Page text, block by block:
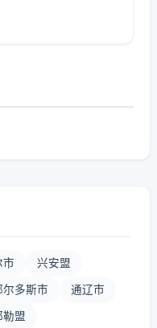
市 兴安盟
尔多斯市 通辽市
勒盟